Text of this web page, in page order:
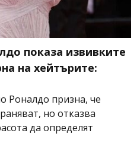
показа извивките
на хейтърите:
Роналдо призна, че
но отказва
да определят